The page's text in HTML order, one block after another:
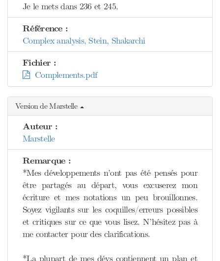
Je le mets dans 236 et 245.
Référence :
Complex analysis, Stein, Shakarchi
Fichier :
Complements.pdf
Version de Marstelle
Auteur :
Marstelle
Remarque :
*Mes développements n’ont pas été pensés pour
être partagés au départ, vous excuserez mon
écriture et mes notations un peu brouillonnes.
Soyez vigilants sur les coquilles/erreurs possibles
et critiques sur ce que vous lisez. N’hésitez pas à
me contacter pour des clarifications.
*La plupart de mes dévs contiennent un plan et